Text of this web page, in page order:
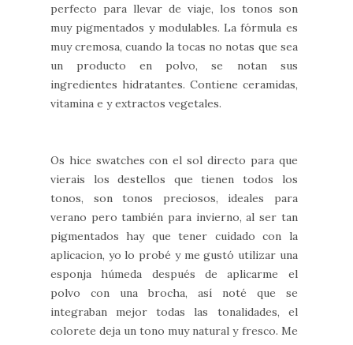
perfecto para llevar de viaje, los tonos son
muy pigmentados y modulables. La fórmula es
muy cremosa, cuando la tocas no notas que sea
un producto en polvo, se notan sus
ingredientes hidratantes. Contiene ceramidas,
vitamina e y extractos vegetales.
Os hice swatches con el sol directo para que
vierais los destellos que tienen todos los
tonos, son tonos preciosos, ideales para
verano pero también para invierno, al ser tan
pigmentados hay que tener cuidado con la
aplicacion, yo lo probé y me gustó utilizar una
esponja húmeda después de aplicarme el
polvo con una brocha, así noté que se
integraban mejor todas las tonalidades, el
colorete deja un tono muy natural y fresco. Me